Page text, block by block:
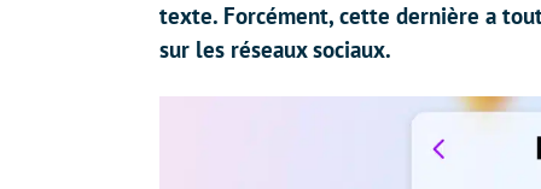
texte. Forcément, cette dernière a
sur les réseaux sociaux.